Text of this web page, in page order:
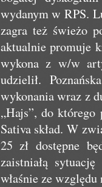
wydanym w RPS.
zagra też świeżo
aktualnie promuje
wykona z w/w
udzielił.
wykonania wraz z
„Hajs”, do
Sativa skład. W
25 zł dostępne
zaistniałą
właśnie ze